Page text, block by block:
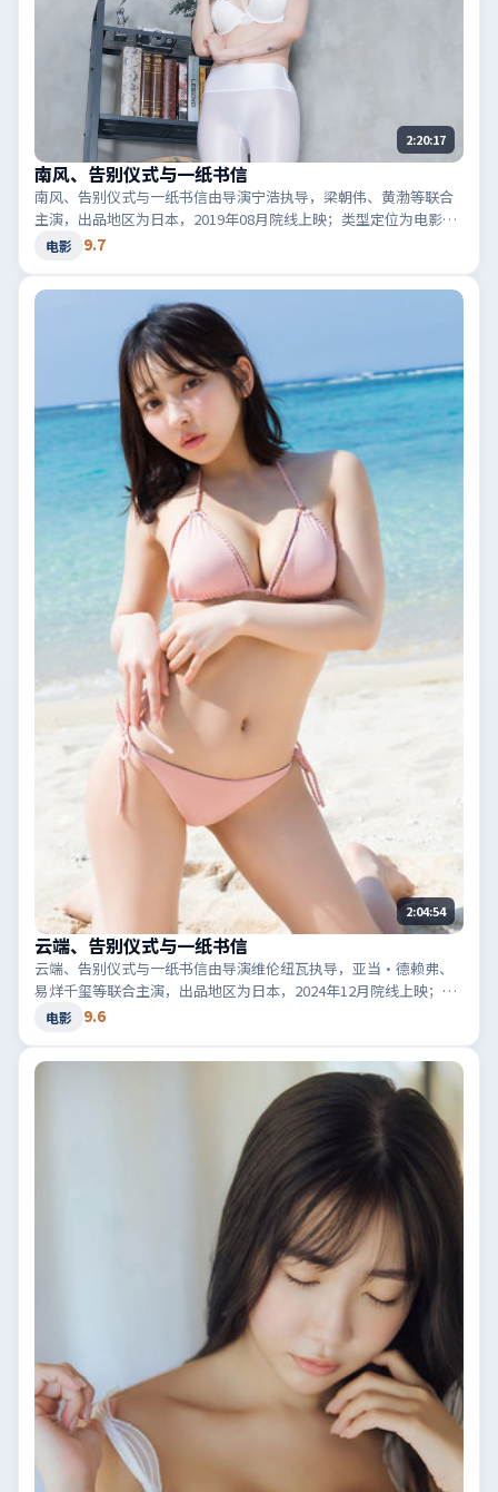
2:20:17
南风、告别仪式与一纸书信
南风、告别仪式与一纸书信由导演宁浩执导，梁朝伟、黄渤等联合
主演，出品地区为日本，2019年08月院线上映；类型定位为电影·
犯罪，黑白两道博弈。适合检索「日本犯罪」「2019高分电影」等
电影 9.7
2:04:54
云端、告别仪式与一纸书信
云端、告别仪式与一纸书信由导演维伦纽瓦执导，亚当·德赖弗、
易烊千玺等联合主演，出品地区为日本，2024年12月院线上映；类
型定位为电影·喜剧，轻快节奏与生活化笑点。适合检索「日本喜
电影 9.6